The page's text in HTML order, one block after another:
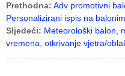
Prethodna: Adv promotivni
Personalizirani ispis na
Sljedeći: Meteorološki balon,
vremena, otkrivanje vjetra/